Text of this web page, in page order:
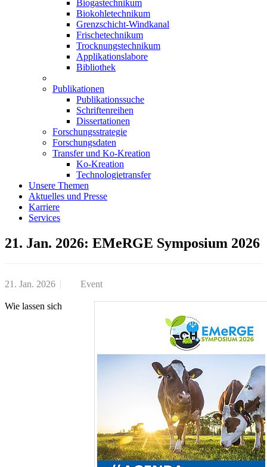
Biogastechnikum
Biokohletechnikum
Grenzschicht-Windkanal
Frischetechnikum
Trocknungstechnikum
Applikationslabore
Bibliothek
Publikationen
Publikationssuche
Schriftenreihen
Dissertationen
Forschungsstrategie
Forschungsdaten
Transfer und Ko-Kreation
Ko-Kreation
Technologietransfer
Unsere Themen
Aktuelles und Presse
Karriere
Services
21. Jan. 2026: EMeRGE Symposium 2026
21. Jan. 2026 Event
Wie lassen sich